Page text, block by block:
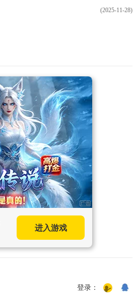
(2025-11-28)
进入游戏
登录：